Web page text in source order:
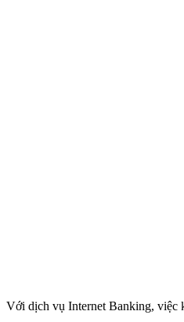
Với dịch vụ Internet Banking, việc